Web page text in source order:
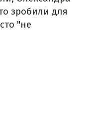
зробили для
"не